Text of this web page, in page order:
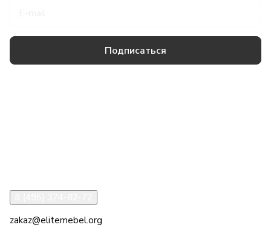
Подписаться
zakaz@elitemebel.org